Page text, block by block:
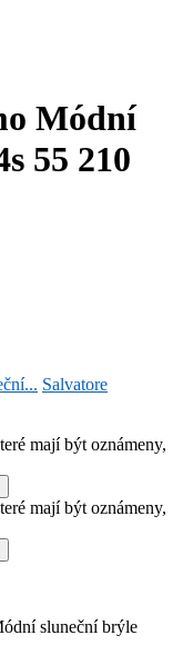
Módní
55 210
Salvatore
mají být oznámeny,
mají být oznámeny,